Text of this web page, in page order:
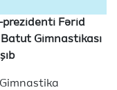
prezidenti Fərid
Gimnastikası